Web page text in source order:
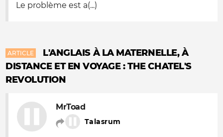
Le problème est a(...)
ARTICLE
L'ANGLAIS À LA MATERNELLE, À
DISTANCE ET EN VOYAGE : THE CHATEL'S
REVOLUTION
MrToad
Talasrum